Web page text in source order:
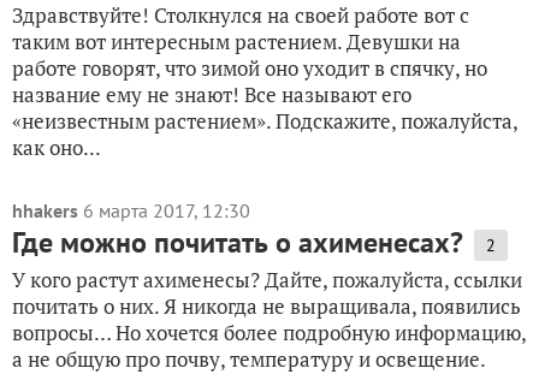
Здравствуйте! Столкнулся на своей работе вот с
таким вот интересным растением. Девушки на
работе говорят, что зимой оно уходит в спячку, но
название ему не знают! Все называют его
«неизвестным растением». Подскажите, пожалуйста,
как оно...
hhakers 6 марта 2017, 12:30
Где можно почитать о ахименесах? 2
У кого растут ахименесы? Дайте, пожалуйста, ссылки
почитать о них. Я никогда не выращивала, появились
вопросы… Но хочется более подробную информацию,
а не общую про почву, температуру и освещение.